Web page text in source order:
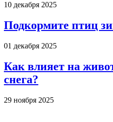
10 декабря 2025
Подкормите птиц
01 декабря 2025
Как влияет на
снега?
29 ноября 2025